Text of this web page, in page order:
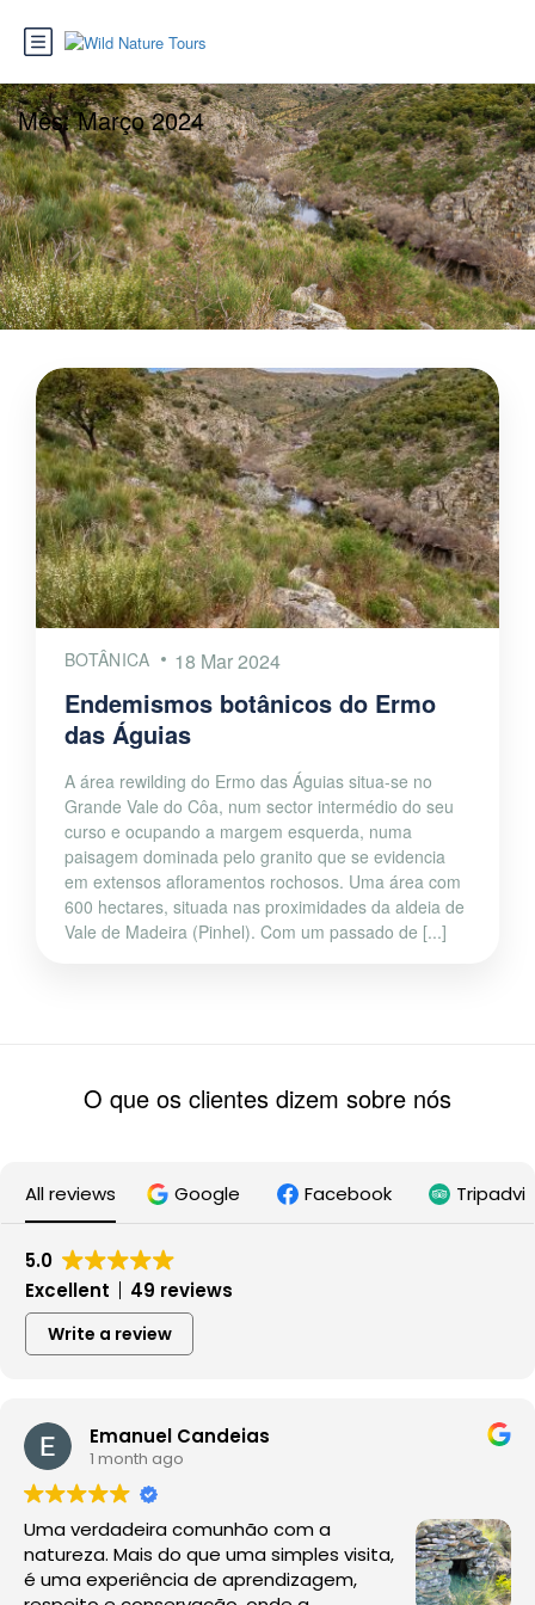
Mês:Março 2024
BOTÂNICA 18 Mar 2024
Endemismos botânicos do Ermo
das Águias
A área rewilding do Ermo das Águias situa-se no
Grande Vale do Côa, num sector intermédio do seu
curso e ocupando a margem esquerda, numa
paisagem dominada pelo granito que se evidencia
em extensos afloramentos rochosos. Uma área com
600 hectares, situada nas proximidades da aldeia de
Vale de Madeira (Pinhel). Com um passado de [...]
O que os clientes dizem sobre nós
All reviews Google Facebook
5.0
Excellent
49 reviews
Write a review
Emanuel Candeias
1 month ago
Uma verdadeira comunhão com a
natureza. Mais do que uma simples visita,
é uma experiência de aprendizagem,